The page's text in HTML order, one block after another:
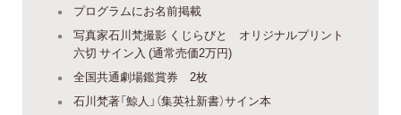
プログラムにお名前掲載
写真家石川梵撮影 くじらびと オリジナルプリント
六切 サイン入 (通常売価2万円)
全国共通劇場鑑賞券 2枚
石川梵著「鯨人」（集英社新書）サイン本